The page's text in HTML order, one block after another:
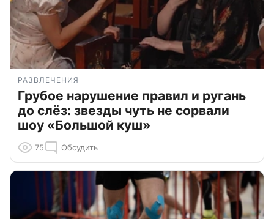
РАЗВЛЕЧЕНИЯ
Грубое нарушение правил и ругань
до слёз: звезды чуть не сорвали
шоу «Большой куш»
75 Обсудить